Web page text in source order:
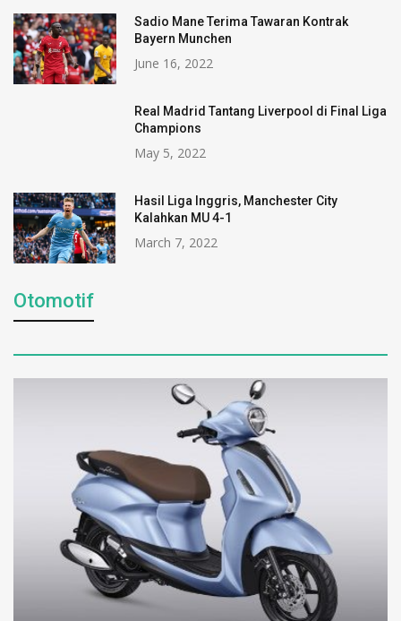
Sadio Mane Terima Tawaran Kontrak
Bayern Munchen
June 16, 2022
Real Madrid Tantang Liverpool di Final Liga
Champions
May 5, 2022
Hasil Liga Inggris, Manchester City
Kalahkan MU 4-1
March 7, 2022
Otomotif